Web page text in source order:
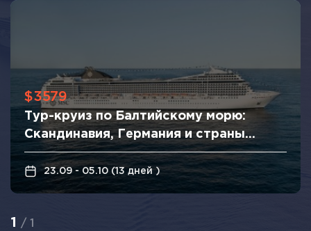
$3579
Тур-круиз по Балтийскому морю:
Скандинавия, Германия и страны
Балтики
23.09 - 05.10 (13 дней )
1 / 1